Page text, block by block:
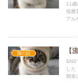
11歳
低糖
アル
猫の話 【
SNS
した
簡単